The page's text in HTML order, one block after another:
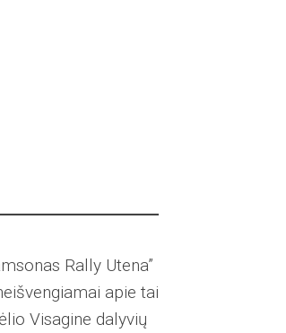
Rally Utena”
apie tai
Visagine dalyvių